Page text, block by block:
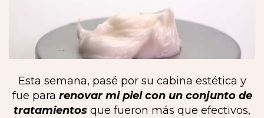
Esta semana, pasé por su cabina estética y
fue para renovar mi piel con un conjunto de
tratamientos que fueron más que efectivos,